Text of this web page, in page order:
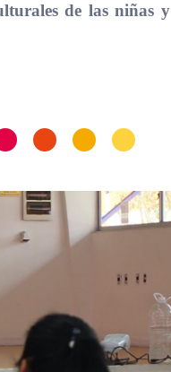
de las niñas y
•••